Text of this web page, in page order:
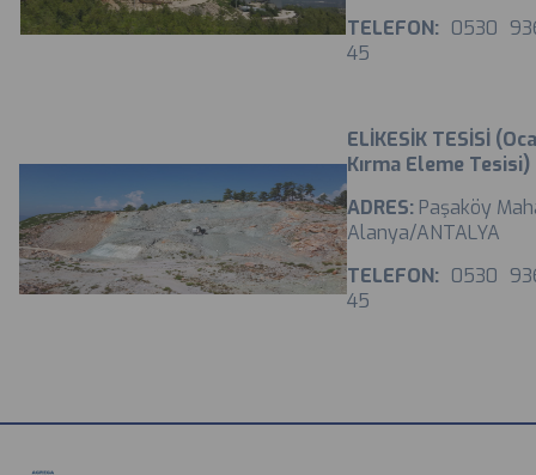
TELEFON: 0530
45
ELİKESİK TESİSİ
Kırma Eleme Tesisi)
ADRES: Paşaköy
Alanya/ANTALYA
TELEFON: 0530
45